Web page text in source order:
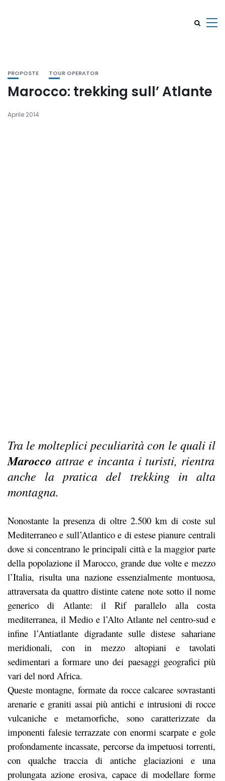
PROPOSTE TOUR OPERATOR
Marocco: trekking sull’ Atlante
Aprile 2014
Tra le molteplici peculiarità con le quali il
Marocco attrae e incanta i turisti, rientra
anche la pratica del trekking in alta
montagna.
Nonostante la presenza di oltre 2.500 km di coste sul
Mediterraneo e sull’Atlantico e di estese pianure centrali
dove si concentrano le principali città e la maggior parte
della popolazione il Marocco, grande due volte e mezzo
l’Italia, risulta una nazione essenzialmente montuosa,
attraversata da quattro distinte catene note sotto il nome
generico di Atlante: il Rif parallelo alla costa
mediterranea, il Medio e l’Alto Atlante nel centro-sud e
infine l’Antiatlante digradante sulle distese sahariane
meridionali, con in mezzo altopiani e tavolati
sedimentari a formare uno dei paesaggi geografici più
vari del nord Africa.
Queste montagne, formate da rocce calcaree sovrastanti
arenarie e graniti assai più antichi e intrusioni di rocce
vulcaniche e metamorfiche, sono caratterizzate da
imponenti falesie terrazzate con enormi scarpate e gole
profondamente incassate, percorse da impetuosi torrenti,
con qualche traccia di antiche glaciazioni e una
prolungata azione erosiva, capace di modellare forme